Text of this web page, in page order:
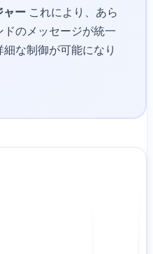
ャー これにより、あら
ドのメッセージが統一
な制御が可能になり